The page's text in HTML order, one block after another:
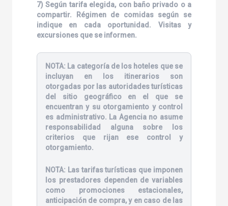
7) Según tarifa elegida, con baño privado o a
compartir. Régimen de comidas según se
indique en cada oportunidad. Visitas y
excursiones que se informen.
NOTA: La categoría de los hoteles que se
incluyan en los itinerarios son
otorgadas por las autoridades turísticas
del sitio geográfico en el que se
encuentran y su otorgamiento y control
es administrativo. La Agencia no asume
responsabilidad alguna sobre los
criterios que rijan ese control y
otorgamiento.
NOTA: Las tarifas turísticas que imponen
los prestadores dependen de variables
como promociones estacionales,
anticipación de compra, y en caso de las